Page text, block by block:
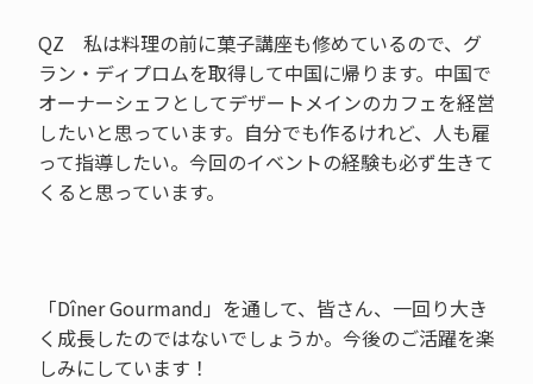
QZ 私は料理の前に菓子講座も修めているので、グ
ラン・ディプロムを取得して中国に帰ります。中国で
オーナーシェフとしてデザートメインのカフェを経営
したいと思っています。自分でも作るけれど、人も雇
って指導したい。今回のイベントの経験も必ず生きて
くると思っています。
「Dîner Gourmand」を通して、皆さん、一回り大き
く成長したのではないでしょうか。今後のご活躍を楽
しみにしています！